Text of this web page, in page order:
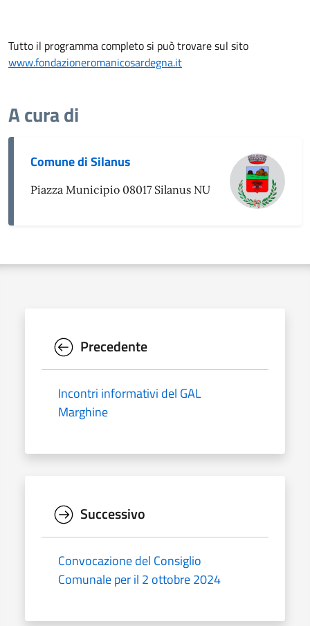
Tutto il programma completo si può trovare sul sito
www.fondazioneromanicosardegna.it
A cura di
Comune di Silanus
Piazza Municipio 08017 Silanus NU
Precedente
Incontri informativi del GAL
Marghine
Successivo
Convocazione del Consiglio
Comunale per il 2 ottobre 2024